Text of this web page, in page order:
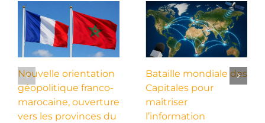
Nouvelle orientation
géopolitique franco-
marocaine, ouverture
vers les provinces du
Bataille mondiale des
Capitales pour
maîtriser
l’information